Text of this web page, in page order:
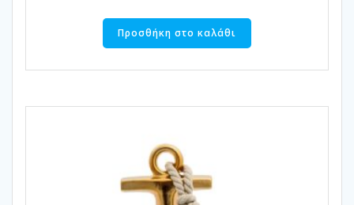
Προσθήκη στο καλάθι